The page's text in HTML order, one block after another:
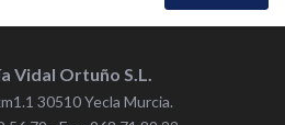
Vidal Ortuño S.L.
‌30510 Yecla Murcia.